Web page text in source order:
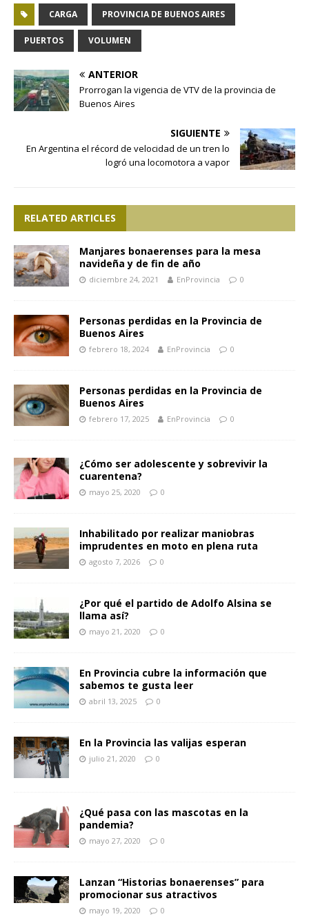
CARGA PROVINCIA DE BUENOS AIRES
PUERTOS VOLUMEN
ANTERIOR
Prorrogan la vigencia de VTV de la provincia de
Buenos Aires
SIGUIENTE
En Argentina el récord de velocidad de un tren lo
logró una locomotora a vapor
RELATED ARTICLES
Manjares bonaerenses para la mesa
navideña y de fin de año
diciembre 24, 2021 EnProvincia 0
Personas perdidas en la Provincia de
Buenos Aires
febrero 18, 2024 EnProvincia 0
Personas perdidas en la Provincia de
Buenos Aires
febrero 17, 2025 EnProvincia 0
¿Cómo ser adolescente y sobrevivir la
cuarentena?
mayo 25, 2020 0
Inhabilitado por realizar maniobras
imprudentes en moto en plena ruta
agosto 7, 2026 0
¿Por qué el partido de Adolfo Alsina se
llama así?
mayo 21, 2020 0
En Provincia cubre la información que
sabemos te gusta leer
abril 13, 2025 0
En la Provincia las valijas esperan
julio 21, 2020 0
¿Qué pasa con las mascotas en la
pandemia?
mayo 27, 2020 0
Lanzan “Historias bonaerenses” para
promocionar sus atractivos
mayo 19, 2020 0